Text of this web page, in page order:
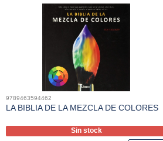
9789463594462
LA BIBLIA DE LA MEZCLA DE COLORES
Sin stock